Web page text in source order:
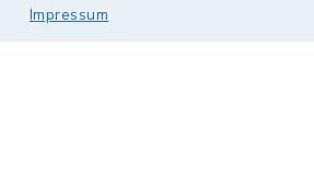
Impressum
Sitemap